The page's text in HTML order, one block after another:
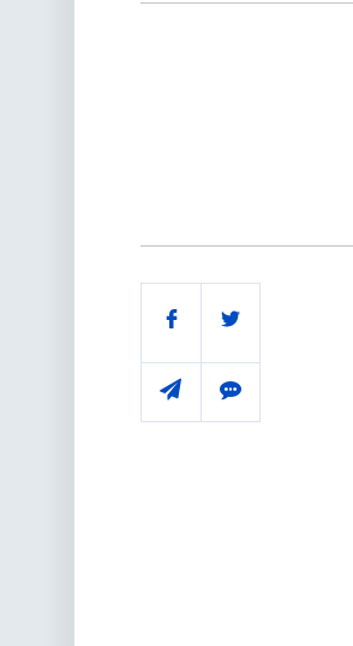
Поділитись